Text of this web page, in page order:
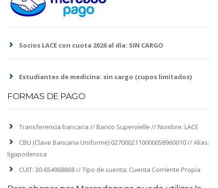
Socios LACE con cuota 2026 al día: SIN CARGO
Estudiantes de medicina: sin cargo (cupos limitados)
FORMAS DE PAGO
Transferencia bancaria // Banco Supervielle // Nombre: LACE
CBU (Clave Bancaria Uniforme) 0270002110000058960010 // Alias:
ligapoderosa
CUIT: 30-654968868 // Tipo de cuenta: Cuenta Corriente Propia